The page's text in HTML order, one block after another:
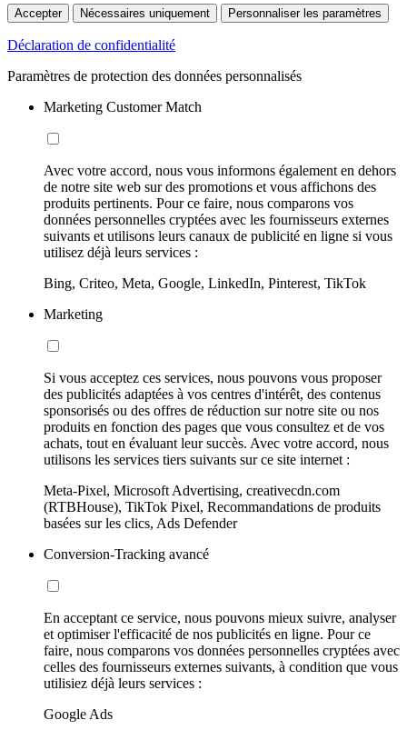
Accepter Nécessaires uniquement Personnaliser les paramètres
Déclaration de confidentialité
Paramètres de protection des données personnalisés
Marketing Customer Match
Avec votre accord, nous vous informons également en dehors
de notre site web sur des promotions et vous affichons des
produits pertinents. Pour ce faire, nous comparons vos
données personnelles cryptées avec les fournisseurs externes
suivants et utilisons leurs canaux de publicité en ligne si vous
utilisez déjà leurs services :
Bing, Criteo, Meta, Google, LinkedIn, Pinterest, TikTok
Marketing
Si vous acceptez ces services, nous pouvons vous proposer
des publicités adaptées à vos centres d'intérêt, des contenus
sponsorisés ou des offres de réduction sur notre site ou nos
produits en fonction des pages que vous consultez et de vos
achats, tout en évaluant leur succès. Avec votre accord, nous
utilisons les services tiers suivants sur ce site internet :
Meta-Pixel, Microsoft Advertising, creativecdn.com
(RTBHouse), TikTok Pixel, Recommandations de produits
basées sur les clics, Ads Defender
Conversion-Tracking avancé
En acceptant ce service, nous pouvons mieux suivre, analyser
et optimiser l'efficacité de nos publicités en ligne. Pour ce
faire, nous comparons vos données personnelles cryptées avec
celles des fournisseurs externes suivants, à condition que vous
utilisiez déjà leurs services :
Google Ads